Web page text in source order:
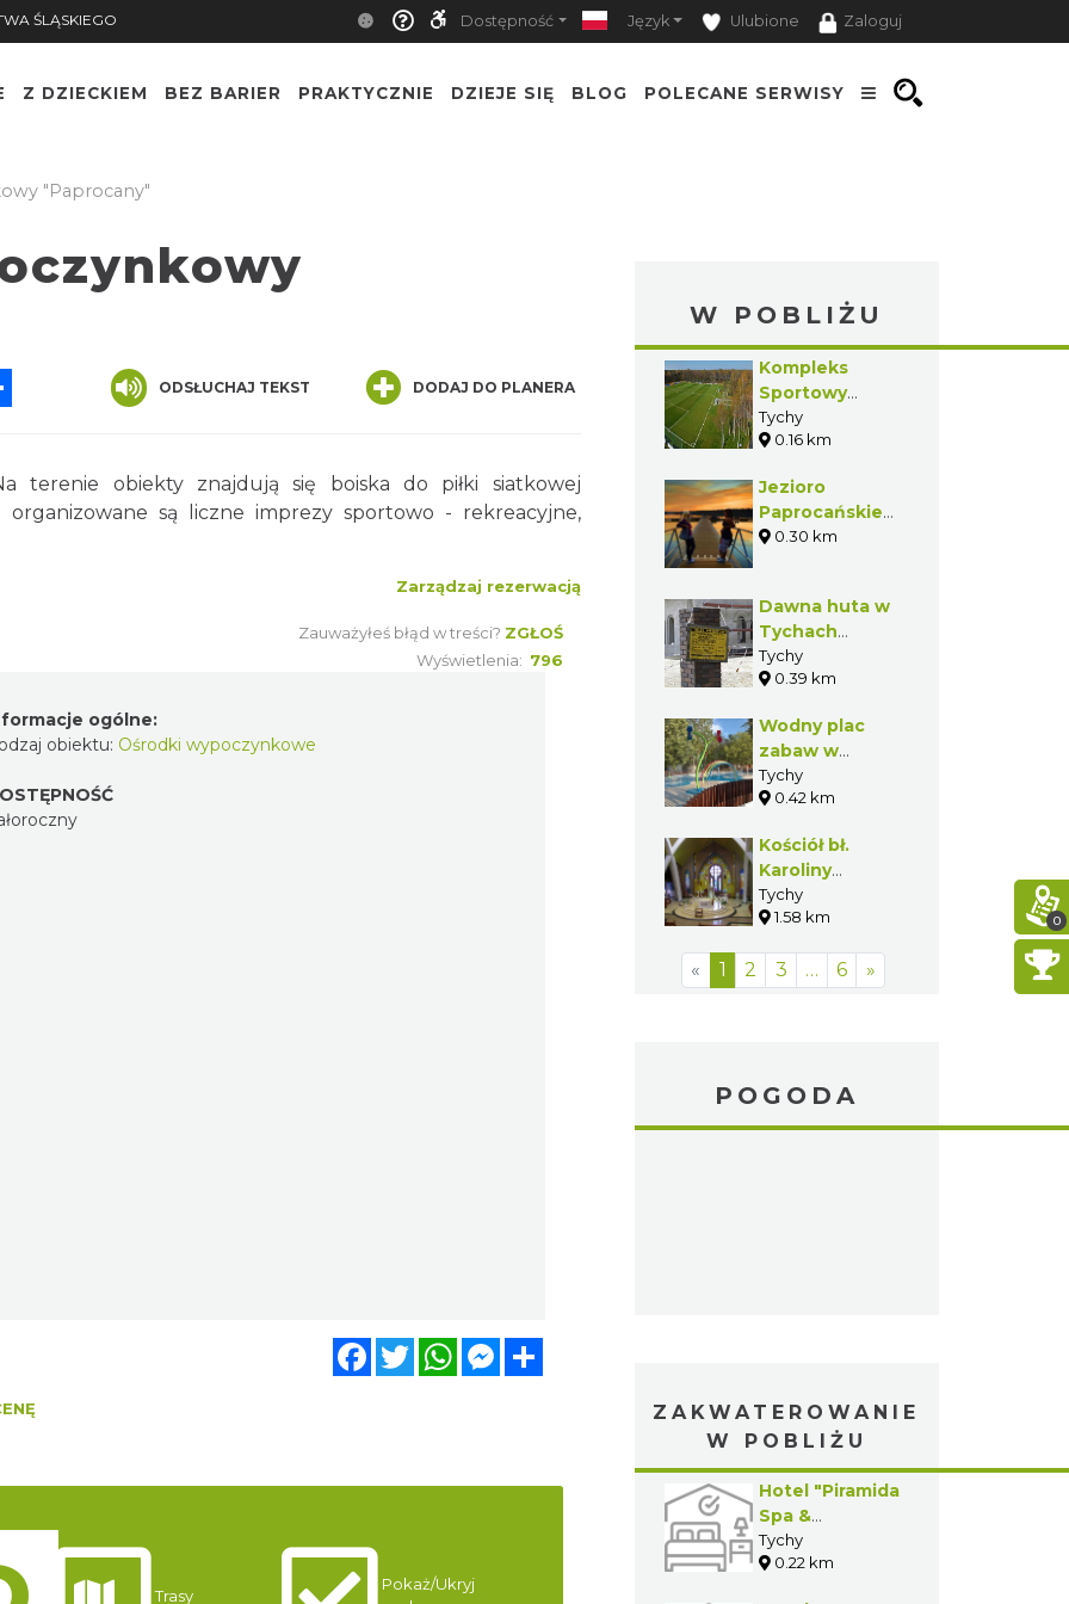
ŚLĄSKIEGO Dostępność Język Ulubione Zaloguj
Z DZIECKIEM BEZ BARIER PRAKTYCZNIE DZIEJE SIĘ BLOG POLECANE SERWISY
"Paprocany"
ODSŁUCHAJ TEKST DODAJ DO PLANERA
terenie obiekty znajdują się boiska do piłki siatkowej
organizowane są liczne imprezy sportowo - rekreacyjne,
Zarządzaj rezerwacją
Zauważyłeś błąd w treści? ZGŁOŚ
Wyświetlenia: 796
ogólne:
obiektu: Ośrodki wypoczynkowe
FacebookTwitterWhatsAppMessenger
Trasy
Pokaż/Ukryj
W POBLIŻU
Kompleks
Sportowy
Paprocany -
korty tenisowe
Tychy
0.16 km
Jezioro
Paprocańskie
w Tychach
0.30 km
Dawna huta w
Tychach
Paprocanach
Tychy
0.39 km
Wodny plac
zabaw w
Tychach
Tychy
0.42 km
Kościół bł.
Karoliny
Kózkówny w
Tychach
Tychy
1.58 km
« 1 2 3 … 6 »
POGODA
ZAKWATEROWANIE
W POBLIŻU
Hotel "Piramida
Spa &
Wellness"
Tychy
0.22 km
0